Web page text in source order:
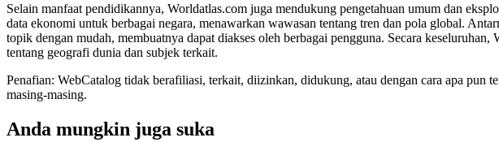
Selain manfaat pendidikannya, Worldatlas.com juga mendukung pengetahuan umum dan
data ekonomi untuk berbagai negara, menawarkan wawasan tentang tren dan pola global.
topik dengan mudah, membuatnya dapat diakses oleh berbagai pengguna. Secara
tentang geografi dunia dan subjek terkait.
Penafian: WebCatalog tidak berafiliasi, terkait, diizinkan, didukung, atau dengan cara apa pun
masing-masing.
Anda mungkin juga suka